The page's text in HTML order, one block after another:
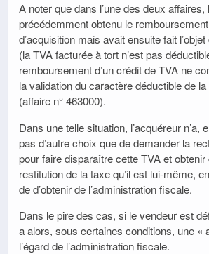
A noter que dans l’une des deux affaires,
précédemment obtenu le
d’acquisition mais avait ensuite fait
(la TVA facturée à tort n’est pas
remboursement d’un crédit de TVA ne
la validation du caractère déductible de
(affaire n° 463000).
Dans une telle situation, l’acquéreur n’a,
pas d’autre choix que de demander la
pour faire disparaître cette TVA et
restitution de la taxe qu’il est lui-même,
de d’obtenir de l’administration fiscale.
Dans le pire des cas, si le vendeur est
a alors, sous certaines conditions, une «
l’égard de l’administration fiscale.